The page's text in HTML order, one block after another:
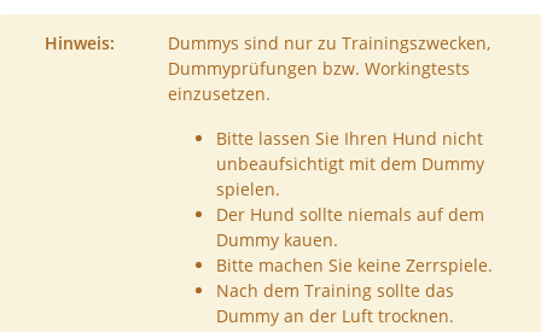
Hinweis:
Dummys sind nur zu Trainingszwecken,
Dummyprüfungen bzw. Workingtests
einzusetzen.
Bitte lassen Sie Ihren Hund nicht
unbeaufsichtigt mit dem Dummy
spielen.
Der Hund sollte niemals auf dem
Dummy kauen.
Bitte machen Sie keine Zerrspiele.
Nach dem Training sollte das
Dummy an der Luft trocknen.